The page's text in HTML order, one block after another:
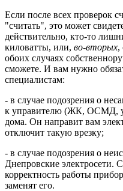
Если после всех проверок
"считать", это может
действительно, кто-то
киловатты, или, во-вторых,
обоих случаях
сможете. И вам нужно
специалистам:
- в случае подозрения о
к управителю (ЖК, ОСМД,
дома. Он направит вам
отключит такую врезку;
- в случае подозрения о
Днепровские электросети.
корректность работы
заменят его.